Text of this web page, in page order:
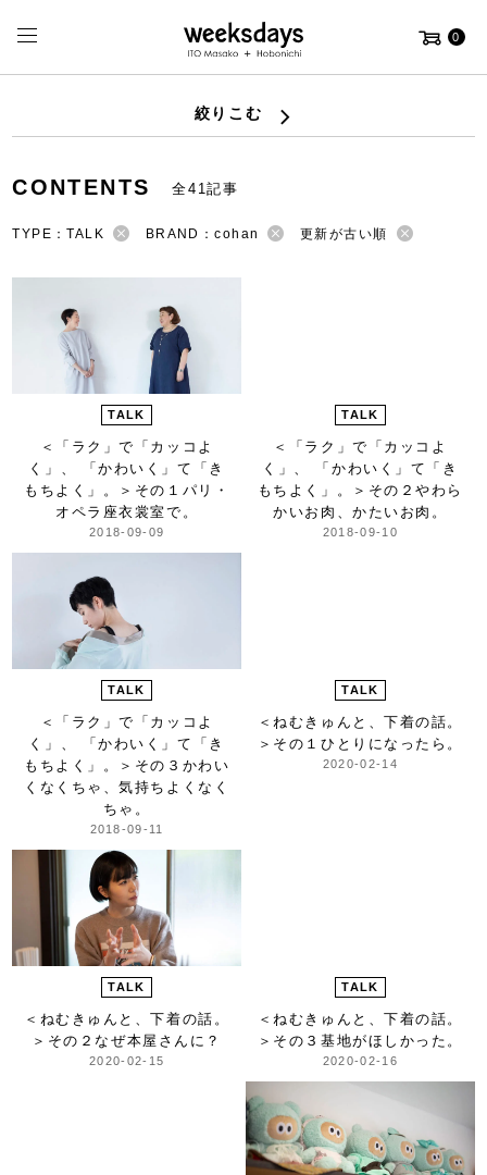
0
絞りこむ
CONTENTS 全41記事
TYPE：TALK BRAND：cohan 更新が古い順
TALK
＜「ラク」で「カッコよ
く」、 「かわいく」て「き
もちよく」。＞ その１パリ・
オペラ座衣裳室で。
2018-09-09
TALK
＜「ラク」で「カッコよ
く」、 「かわいく」て「き
もちよく」。＞ その２やわら
かいお肉、かたいお肉。
2018-09-10
TALK
＜「ラク」で「カッコよ
く」、 「かわいく」て「き
もちよく」。＞ その３かわい
くなくちゃ、気持ちよくなく
ちゃ。
2018-09-11
TALK
＜ねむきゅんと、下着の話。
＞ その１ひとりになったら。
2020-02-14
TALK
＜ねむきゅんと、下着の話。
＞ その２なぜ本屋さんに？
2020-02-15
TALK
＜ねむきゅんと、下着の話。
＞ その３基地がほしかった。
2020-02-16